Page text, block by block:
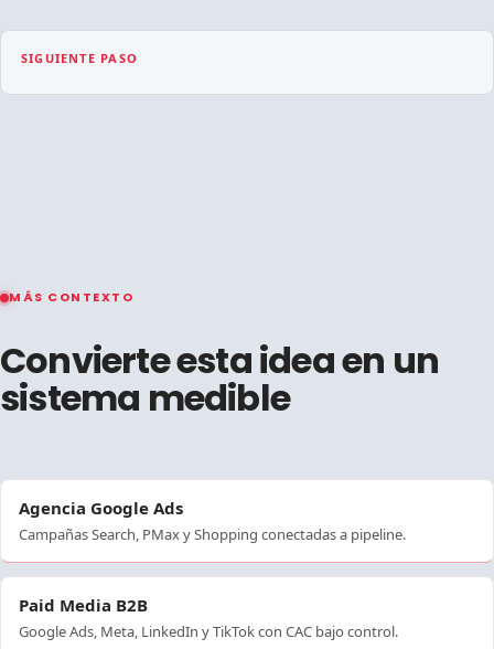
SIGUIENTE PASO
MÁS CONTEXTO
Convierte esta idea en un
sistema medible
Agencia Google Ads
Campañas Search, PMax y Shopping conectadas a pipeline.
Paid Media B2B
Google Ads, Meta, LinkedIn y TikTok con CAC bajo control.